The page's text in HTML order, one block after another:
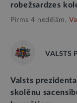
robežsardzes
Pirms 4 nedēļām,
VALSTS
Valsts
skolēnu